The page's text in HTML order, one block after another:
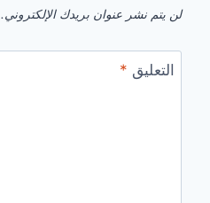
لن يتم نشر عنوان بريدك الإلكتروني.
التعليق *